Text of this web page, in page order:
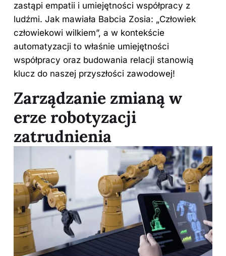
zastąpi empatii i umiejętności współpracy z
ludźmi. Jak mawiała Babcia Zosia: „Człowiek
człowiekowi wilkiem”, a w kontekście
automatyzacji to właśnie umiejętności
współpracy oraz budowania relacji stanowią
klucz do naszej przyszłości zawodowej!
Zarządzanie zmianą w
erze robotyzacji
zatrudnienia